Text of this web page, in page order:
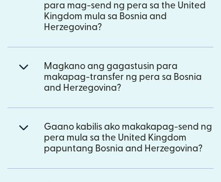
para mag-send ng pera sa the United
Kingdom mula sa Bosnia and
Herzegovina?
Magkano ang gagastusin para
makapag-transfer ng pera sa Bosnia
and Herzegovina?
Gaano kabilis ako makakapag-send ng
pera mula sa the United Kingdom
papuntang Bosnia and Herzegovina?